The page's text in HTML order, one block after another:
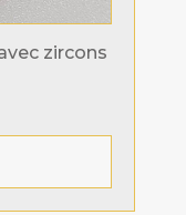
zircons